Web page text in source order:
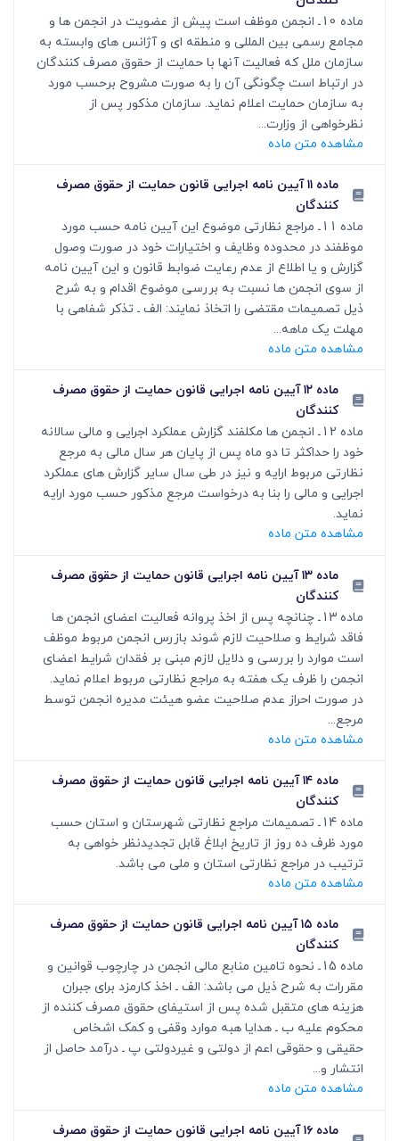
ماده 10ـ انجمن موظف است پیش از عضویت در انجمن ها و
مجامع رسمی بین المللی و منطقه ای و آژانس های وابسته به
سازمان ملل که فعالیت آنها با حمایت از حقوق مصرف کنندگان
در ارتباط است چگونگی آن را به صورت مشروح برحسب مورد
به سازمان حمایت اعلام نماید. سازمان مذکور پس از
نظرخواهی از وزارت...
مشاهده متن ماده
ماده ۱۱ آیین نامه اجرایی قانون حمایت از حقوق مصرف
کنندگان
ماده 11ـ مراجع نظارتی موضوع این آیین نامه حسب مورد
موظفند در محدوده وظایف و اختیارات خود در صورت وصول
گزارش و یا اطلاع از عدم رعایت ضوابط قانون و این آیین نامه
از سوی انجمن ها نسبت به بررسی موضوع اقدام و به شرح
ذیل تصمیمات مقتضی را اتخاذ نمایند: الف ـ تذکر شفاهی با
مهلت یک ماهه...
مشاهده متن ماده
ماده ۱۲ آیین نامه اجرایی قانون حمایت از حقوق مصرف
کنندگان
ماده 12ـ انجمن ها مکلفند گزارش عملکرد اجرایی و مالی سالانه
خود را حداکثر تا دو ماه پس از پایان هر سال مالی به مرجع
نظارتی مربوط ارایه و نیز در طی سال سایر گزارش های عملکرد
اجرایی و مالی را بنا به درخواست مرجع مذکور حسب مورد ارایه
نماید.
مشاهده متن ماده
ماده ۱۳ آیین نامه اجرایی قانون حمایت از حقوق مصرف
کنندگان
ماده 13ـ چنانچه پس از اخذ پروانه فعالیت اعضای انجمن ها
فاقد شرایط و صلاحیت لازم شوند بازرس انجمن مربوط موظف
است موارد را بررسی و دلایل لازم مبنی بر فقدان شرایط اعضای
انجمن را ظرف یک هفته به مراجع نظارتی مربوط اعلام نماید.
در صورت احراز عدم صلاحیت عضو هیئت مدیره انجمن توسط
مرجع...
مشاهده متن ماده
ماده ۱۴ آیین نامه اجرایی قانون حمایت از حقوق مصرف
کنندگان
ماده 14ـ تصمیمات مراجع نظارتی شهرستان و استان حسب
مورد ظرف ده روز از تاریخ ابلاغ قابل تجدیدنظر خواهی به
ترتیب در مراجع نظارتی استان و ملی می باشد.
مشاهده متن ماده
ماده ۱۵ آیین نامه اجرایی قانون حمایت از حقوق مصرف
کنندگان
ماده 15ـ نحوه تامین منابع مالی انجمن در چارچوب قوانین و
مقررات به شرح ذیل می باشد: الف ـ اخذ کارمزد برای جبران
هزینه های متقبل شده پس از استیفای حقوق مصرف کننده از
محکوم علیه ب ـ هدایا هبه موارد وقفی و کمک اشخاص
حقیقی و حقوقی اعم از دولتی و غیردولتی پ ـ درآمد حاصل از
انتشار و...
مشاهده متن ماده
ماده ۱۶ آیین نامه اجرایی قانون حمایت از حقوق مصرف